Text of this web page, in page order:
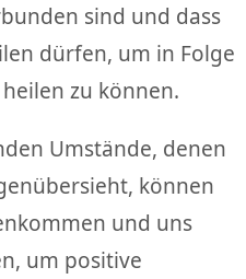
sind und dass
dürfen, um in Folge
zu kö￶nnen.
Umstände, denen
k￶önnen
und uns
um positive